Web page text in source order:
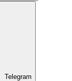
Telegram